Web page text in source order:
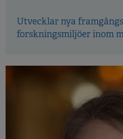
Utvecklar nya
forskningsmiljöer inom